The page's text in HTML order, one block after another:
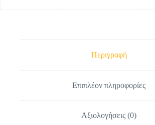
Περιγραφή
Επιπλέον πληροφορίες
Αξιολογήσεις (0)